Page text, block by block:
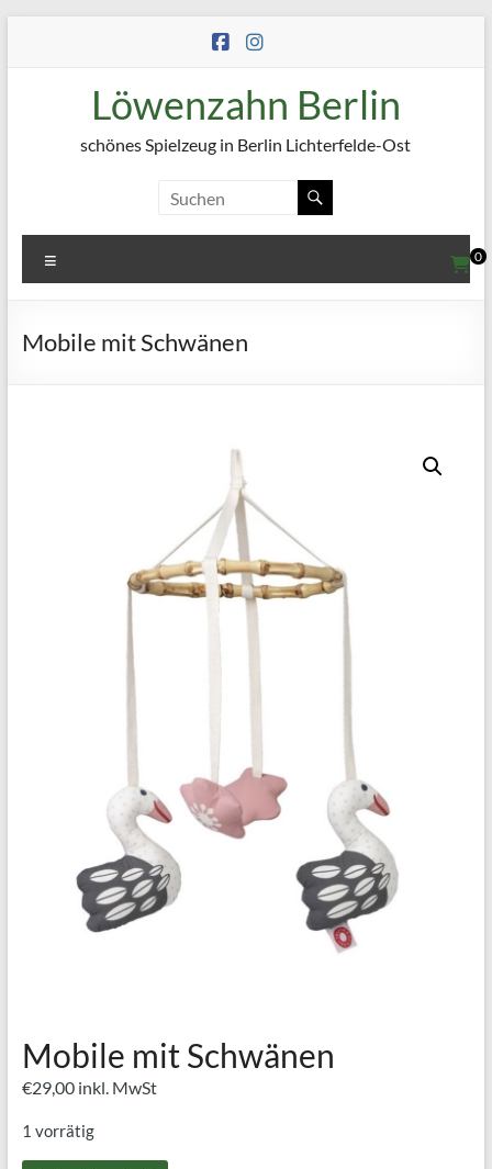
Löwenzahn Berlin
schönes Spielzeug in Berlin Lichterfelde-Ost
0
Mobile mit Schwänen
Mobile mit Schwänen
€29,00 inkl. MwSt
1 vorrätig